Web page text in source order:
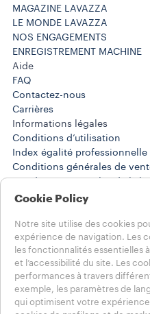
MAGAZINE LAVAZZA
LE MONDE LAVAZZA
NOS ENGAGEMENTS
ENREGISTREMENT MACHINE
Aide
FAQ
Contactez-nous
Carrières
Informations légales
Conditions d’utilisation
Index égalité
Conditions générales de
Conditions générales de
Résiliation d’abonnement ou
Choisissez votre pays
FRANCE
AUTRES PAYS
Cookie Policy
Notre site utilise des cookies
expérience de navigation. Les
les fonctionnalités essentielles
et l’accessibilité du site. Les
performances à travers
exemple, les paramètres de
qui optimisent votre